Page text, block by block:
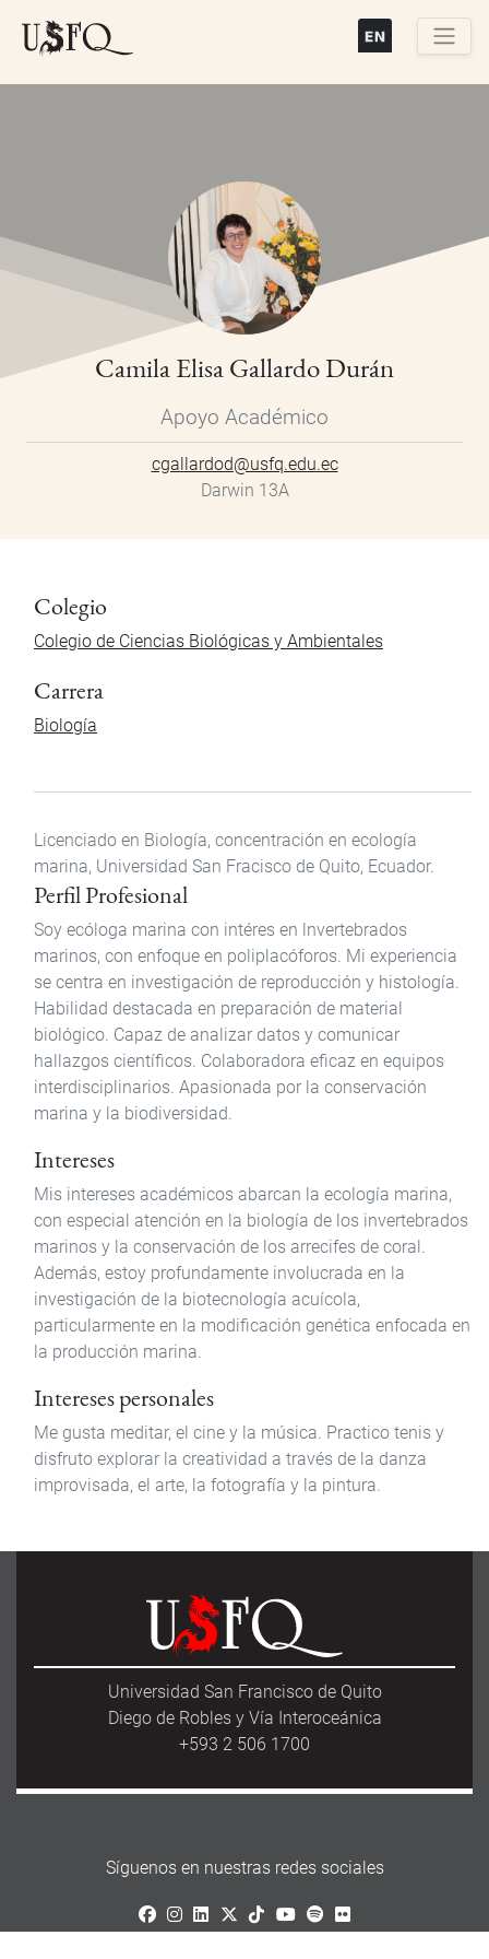
Camila Elisa Gallardo Durán
Apoyo Académico
cgallardod@usfq.edu.ec
Darwin 13A
Colegio
Colegio de Ciencias Biológicas y Ambientales
Carrera
Biología
Licenciado en Biología, concentración en ecología
marina, Universidad San Fracisco de Quito, Ecuador.
Perfil Profesional
Soy ecóloga marina con intéres en lnvertebrados
marinos, con enfoque en poliplacóforos. Mi experiencia
se centra en investigación de reproducción y histología.
Habilidad destacada en preparación de material
biológico. Capaz de analizar datos y comunicar
hallazgos científicos. Colaboradora eficaz en equipos
interdisciplinarios. Apasionada por la conservación
marina y la biodiversidad.
Intereses
Mis intereses académicos abarcan la ecología marina,
con especial atención en la biología de los invertebrados
marinos y la conservación de los arrecifes de coral.
Además, estoy profundamente involucrada en la
investigación de la biotecnología acuícola,
particularmente en la modificación genética enfocada en
la producción marina.
Intereses personales
Me gusta meditar, el cine y la música. Practico tenis y
disfruto explorar la creatividad a través de la danza
improvisada, el arte, la fotografía y la pintura.
Universidad San Francisco de Quito
Diego de Robles y Vía Interoceánica
+593 2 506 1700
Síguenos en nuestras redes sociales